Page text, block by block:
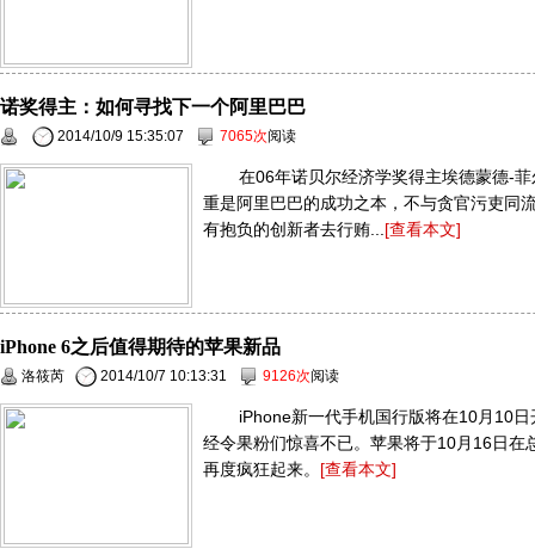
诺奖得主：如何寻找下一个阿里巴巴
2014/10/9 15:35:07 7065次阅读
在06年诺贝尔经济学奖得主埃德蒙德-
重是阿里巴巴的成功之本，不与贪官污吏同
有抱负的创新者去行贿... [查看本文]
iPhone 6之后值得期待的苹果新品
洛筱芮 2014/10/7 10:13:31 9126次阅读
iPhone新一代手机国行版将在10月10
经令果粉们惊喜不已。苹果将于10月16日在
再度疯狂起来。 [查看本文]